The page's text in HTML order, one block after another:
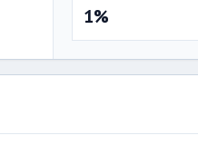
1%